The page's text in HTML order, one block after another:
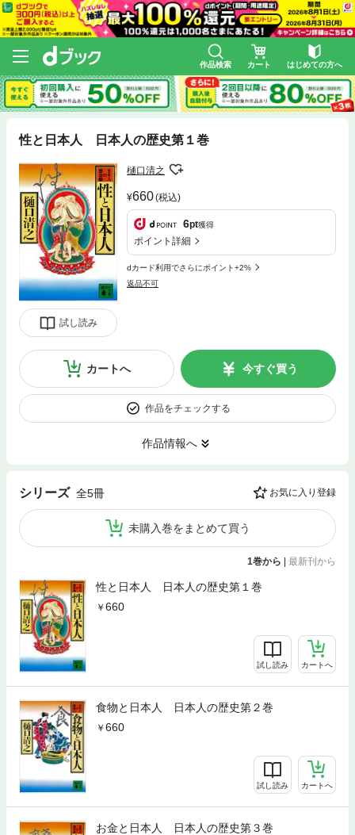
作品検索 カート はじめての方へ
性と日本人 日本人の歴史第１巻
試し読み
樋口清之
660(税込)
6pt獲得
ポイント詳細
dカード利用でさらにポイント+2%
返品不可
カートへ 今すぐ買う
作品をチェックする
作品情報へ
シリーズ 全5冊 お気に入り登録
未購入巻をまとめて買う
1巻から | 最新刊から
性と日本人 日本人の歴史第１巻
660
試し読み カートへ
食物と日本人 日本人の歴史第２巻
660
試し読み カートへ
お金と日本人 日本人の歴史第３巻